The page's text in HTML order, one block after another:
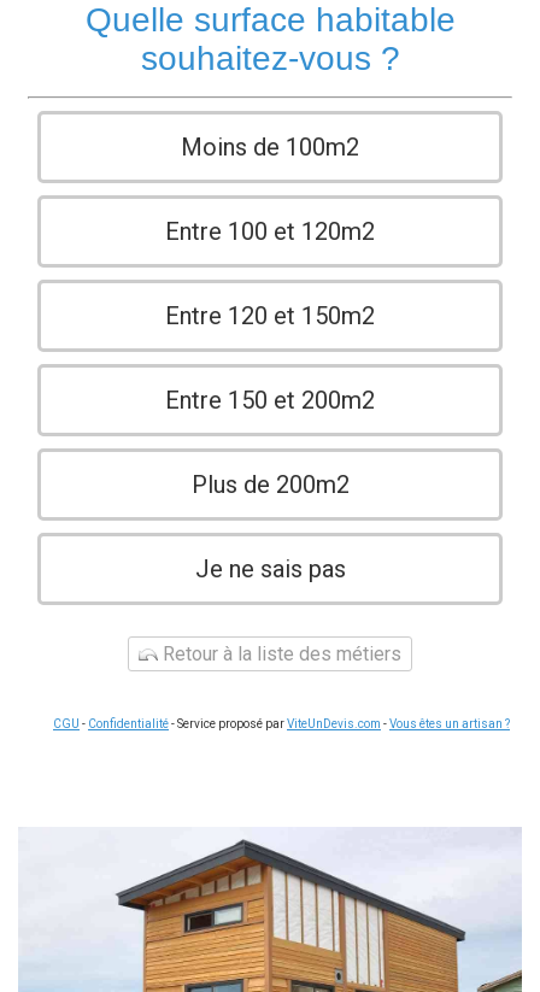
Quelle surface habitable
souhaitez-vous ?
Moins de 100m2
Entre 100 et 120m2
Entre 120 et 150m2
Entre 150 et 200m2
Plus de 200m2
Je ne sais pas
Retour à la liste des métiers
CGU - Confidentialité- Service proposé parViteUnDevis.com -Vous êtes un artisan ?